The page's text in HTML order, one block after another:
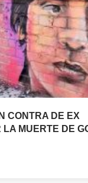
CONTRA DE EX
MUERTE DE